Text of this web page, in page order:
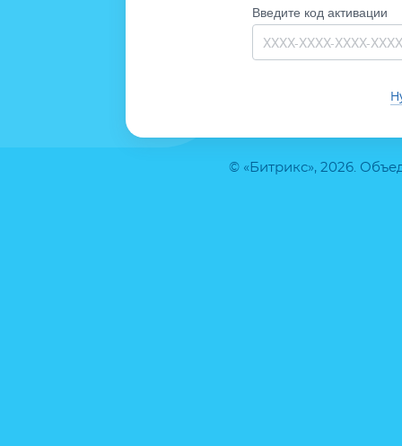
© «Битрикс», 2026.
Введите код активации